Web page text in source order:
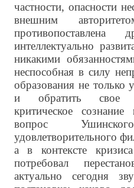
частности, опасности
внешним
интеллектуально
никакими
неспособная в силу
образования не только
и обратить свое
критическое
вопрос
удовлетворительного
а в контексте
потребовал
актуально сегодня